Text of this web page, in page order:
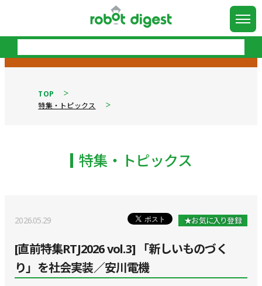
TOP
特集・トピックス
特集・トピックス
2026.05.29 ★お気に入り登録
[直前特集RTJ2026 vol.3] 「新しいものづく
り」を社会実装／安川電機